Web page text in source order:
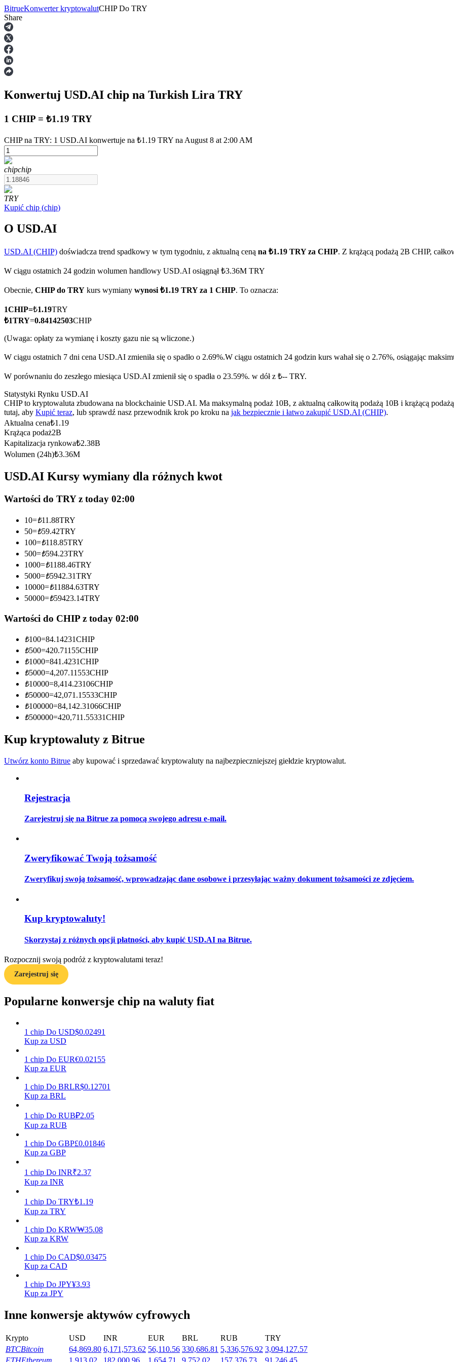
Kontrakty terminowe
Kontrakty futures wykorzystujące USDT jako zabezpieczenie
Kontrakty terminowe COIN-M
Kontrakty terminowe na kryptowaluty
Instrumenty pochodne na akcje, forex, metale szlachetne i towary
Kontrakty terminowe na USDC
Kopiowanie Transakcji
Dołącz do najlepszych traderów
Zostań traderem kopiującym
Ciesz się podziałem zysków i prowizjami z kopiowania transakcji
Dowiedz się, jak zachować rentowność
Zarabiać
Mocna Świnka
BitrueKonwerter kryptowalutCHIP Do TRY
Share
Konwertuj USD.AI chip na Turkish Lira TRY
1 CHIP = ₺1.19 TRY
CHIP na TRY: 1 USD.AI konwertuje na ₺1.19 TRY na August 8 at 2:00 AM
chipchip
TRY
Kupić chip (chip)
O USD.AI
USD.AI (CHIP) doświadcza trend spadkowy w tym tygodniu, z aktualną ceną na ₺1.19 TRY za CHIP. Z krążącą podażą 2B CHIP,
W ciągu ostatnich 24 godzin wolumen handlowy USD.AI osiągnął ₺3.36M TRY
Obecnie, CHIP do TRY kurs wymiany wynosi ₺1.19 TRY za 1 CHIP. To oznacza:
1CHIP=₺1.19TRY
₺1TRY=0.84142503CHIP
(Uwaga: opłaty za wymianę i koszty gazu nie są wliczone.)
W ciągu ostatnich 7 dni cena USD.AI zmieniła się o spadło o 2.69%.W ciągu ostatnich 24 godzin kurs wahał się o 2.76%, osiągając
W porównaniu do zeszłego miesiąca USD.AI zmienił się o spadła o 23.59%. w dół z ₺-- TRY.
Statystyki Rynku USD.AI
CHIP to kryptowaluta zbudowana na blockchainie USD.AI. Ma maksymalną podaż 10B, z aktualną całkowitą podażą 10B i krążącą
tutaj, aby Kupić teraz, lub sprawdź nasz przewodnik krok po kroku na jak bezpiecznie i łatwo zakupić USD.AI (CHIP).
Aktualna cena₺1.19
Krążąca podaż2B
Kapitalizacja rynkowa₺2.38B
Wolumen (24h)₺3.36M
USD.AI Kursy wymiany dla różnych kwot
Wartości do TRY z today 02:00
10=₺11.88TRY
50=₺59.42TRY
100=₺118.85TRY
500=₺594.23TRY
1000=₺1188.46TRY
5000=₺5942.31TRY
10000=₺11884.63TRY
50000=₺59423.14TRY
Wartości do CHIP z today 02:00
₺100=84.14231CHIP
₺500=420.71155CHIP
₺1000=841.4231CHIP
₺5000=4,207.11553CHIP
₺10000=8,414.23106CHIP
₺50000=42,071.15533CHIP
₺100000=84,142.31066CHIP
₺500000=420,711.55331CHIP
Kup kryptowaluty z Bitrue
Utwórz konto Bitrue aby kupować i sprzedawać kryptowaluty na najbezpieczniejszej giełdzie kryptowalut.
Rejestracja
Zarejestruj się na Bitrue za pomocą swojego adresu e-mail.
Zweryfikować Twoją tożsamość
Zweryfikuj swoją tożsamość, wprowadzając dane osobowe i przesyłając ważny dokument tożsamości ze zdjęciem.
Kup kryptowaluty!
Skorzystaj z różnych opcji płatności, aby kupić USD.AI na Bitrue.
Rozpocznij swoją podróż z kryptowalutami teraz!
Zarejestruj się
Popularne konwersje chip na waluty fiat
1 chip Do USD$0.02491
Kup za USD
1 chip Do EUR€0.02155
Kup za EUR
1 chip Do BRLR$0.12701
Kup za BRL
1 chip Do RUB₽2.05
Kup za RUB
1 chip Do GBP£0.01846
Kup za GBP
1 chip Do INR₹2.37
Kup za INR
1 chip Do TRY₺1.19
Kup za TRY
1 chip Do KRW₩35.08
Kup za KRW
1 chip Do CAD$0.03475
Kup za CAD
1 chip Do JPY¥3.93
Kup za JPY
Inne konwersje aktywów cyfrowych
Krypto USD INR EUR BRL RUB
TRY
BTCBitcoin 64,869.80 6,171,573.62 56,110.56 330,686.81 5,336,576.92 3,094,127.57
ETHEthereum 1,913.02 182,000.96 1,654.71 9,752.02 157,376.73
91,246.45